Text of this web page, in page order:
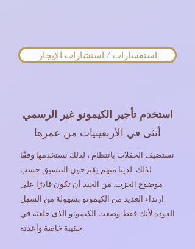
استفسارات / استشارات الإيجار
استخدم تأجير الكيمونو غير الرسمي
أنثى في الأربعينيات من عمرها
​​نستضيف الحفلات بانتظام ، لذلك نستخدمها وفقًا
لذلك. لدينا منهم يقترحون التنسيق حسب
موضوع الحزب. من الجيد أن تكون قادرًا على
ارتداء العديد من الكيمونو بسهولة من السهل
العودة لأنك فقط وضعت الكيمونو الذي خلعته في
حقيبة خاصة وأعدته.